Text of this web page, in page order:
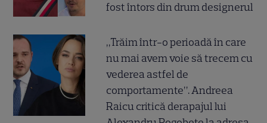
fost întors din drum designerul
„Trăim într-o perioadă în care
nu mai avem voie să trecem cu
vederea astfel de
comportamente”. Andreea
Raicu critică derapajul lui